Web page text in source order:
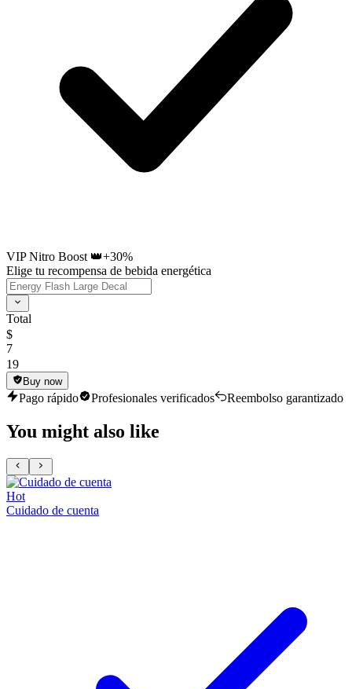
VIP Nitro Boost 👑+30%
Elige tu recompensa de bebida energética
Total
$
7
19
Buy now
Pago rápido Profesionales verificados Reembolso garantizado
You might also like
Hot
Cuidado de cuenta